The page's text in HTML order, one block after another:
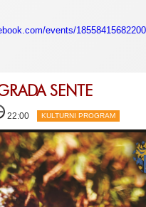
events/
SENTE
22:00 KULTURNI PROGRAM